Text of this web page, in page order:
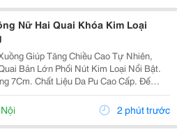
Nữ Hai Quai Khóa Kim Loại
Giúp Tăng Chiều Cao Tự Nhiên,
Bản Lớn Phối Nút Kim Loại Nổi Bật.
Pu Cao Cấp. Đế
2 phút trước